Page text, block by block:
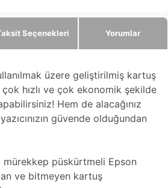
Seçenekleri Yorumlar
üzere geliştirilmiş kartuş
hızlı ve çok ekonomik şekilde
Hem de alacağınız
güvende olduğundan
püskürtmeli Epson
ve bitmeyen kartuş